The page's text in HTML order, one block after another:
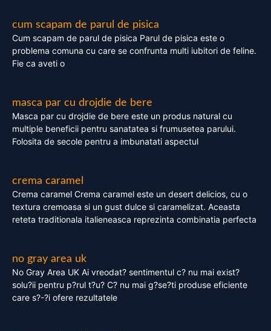
cum scapam de parul de pisica
Cum scapam de parul de pisica Parul de pisica este o
problema comuna cu care se confrunta multi iubitori de feline.
Fie ca aveti o
masca par cu drojdie de bere
Masca par cu drojdie de bere este un produs natural cu
multiple beneficii pentru sanatatea si frumusetea parului.
Folosita de secole pentru a imbunatati aspectul
crema caramel
Crema caramel Crema caramel este un desert delicios, cu o
textura cremoasa si un gust dulce si caramelizat. Aceasta
reteta traditionala italieneasca reprezinta combinatia perfecta
no gray area uk
No Gray Area UK Ai vreodat? sentimentul c? nu mai exist?
solu?ii pentru p?rul t?u? C? nu mai g?se?ti produse eficiente
care s?-?i ofere rezultatele